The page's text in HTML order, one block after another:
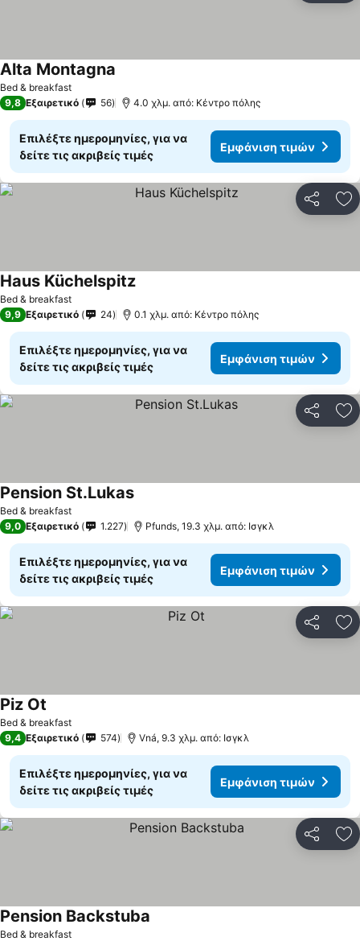
Bed & breakfast
Alta Montagna
9,8 Εξαιρετικό 56 4.0 χλμ. από: Κέντρο πόλης
Επιλέξτε ημερομηνίες, για να
δείτε τις ακριβείς τιμές
Εμφάνιση τιμών
Bed & breakfast
Haus KüchelspitzΕμφάνιση τιμών
9,9 Εξαιρετικό 24 0.1 χλμ. από: Κέντρο πόλης
Επιλέξτε ημερομηνίες, για να
δείτε τις ακριβείς τιμές
Εμφάνιση τιμών
Bed & breakfast
Pension St.LukasΕμφάνιση τιμών
9,0 Εξαιρετικό 1.227 Pfunds, 19.3 χλμ. από: Ισγκλ
Επιλέξτε ημερομηνίες, για να
δείτε τις ακριβείς τιμές
Εμφάνιση τιμών
Bed & breakfast
Piz Ot
9,4 Εξαιρετικό 574 Vná, 9.3 χλμ. από: Ισγκλ
Επιλέξτε ημερομηνίες, για να
δείτε τις ακριβείς τιμές
Εμφάνιση τιμών
Bed & breakfast
Pension Backstuba